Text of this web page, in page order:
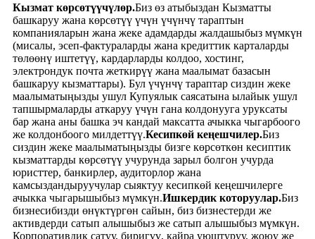
Кызмат көрсөтүүчүлөр.Биз өз атыбыздан Кызматты
башкаруу жана көрсөтүү үчүн үчүнчү тараптын
компанияларын жана жеке адамдарды жалдашыбыз мүмкүн
(мисалы, эсеп-фактураларды жана кредиттик карталарды
төлөөнү иштетүү, кардарларды колдоо, хостинг,
электрондук почта жеткирүү жана маалымат базасын
башкаруу кызматтары). Бул үчүнчү тараптар сиздин жеке
маалыматыңызды ушул Купуялык саясатына ылайык ушул
тапшырмаларды аткаруу үчүн гана колдонууга уруксаты
бар жана аны башка эч кандай максатта ачыкка чыгарбоого
же колдонбоого милдеттүү.Кесипкөй кеңешчилер.Биз
сиздин жеке маалыматыңызды бизге көрсөткөн кесиптик
кызматтарды көрсөтүү учурунда зарыл болгон учурда
юристтер, банкирлер, аудиторлор жана
камсыздандыруучулар сыяктуу кесипкөй кеңешчилерге
ачыкка чыгарышыбыз мүмкүн.Ишкердик которуулар.Биз
бизнесибизди өнүктүргөн сайын, биз бизнестерди же
активдерди сатып алышыбыз же сатып алышыбыз мүмкүн.
Корпоративдик сатуу, биригүү, кайра уюштуруу, жоюу же